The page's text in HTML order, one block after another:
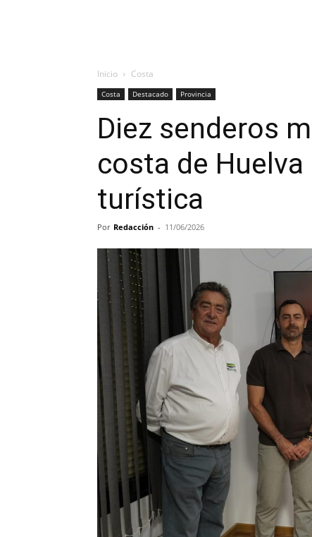
Inicio Costa
Costa Destacado Provincia
Diez senderos
costa de
turística
Por Redacción - 11/06/2026